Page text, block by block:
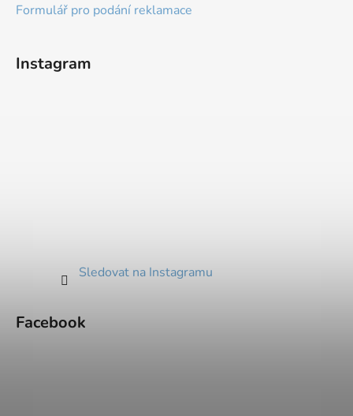
Formulář pro podání reklamace
Instagram
Sledovat na Instagramu
Facebook